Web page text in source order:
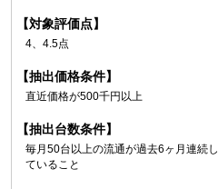
【対象評価点】
4、4.5点
【抽出価格条件】
直近価格が500千円以上
【抽出台数条件】
毎月50台以上の流通が過去6ヶ月連続し
ていること